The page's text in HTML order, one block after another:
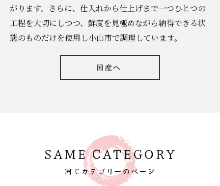
がります。さらに、仕入れから仕上げまで一つひとつの
工程を大切にしつつ、鮮度を見極めながら納得できる状
態のものだけを使用し小山市で調理しています。
国産へ
同じカテゴリーのページ
SAME CATEGORY